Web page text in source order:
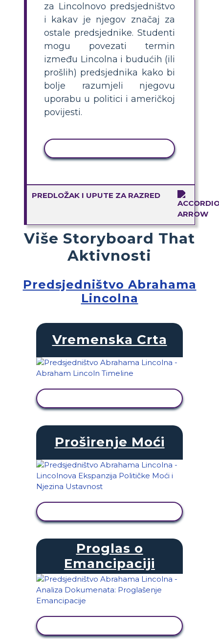
za Lincolnovo predsjedništvo
i kakav je njegov značaj za
ostale predsjednike. Studenti
mogu povezati termin
između Lincolna i budućih (ili
prošlih) predsjednika kako bi
bolje razumjeli njegovu
uporabu u politici i američkoj
povijesti.
PREDLOŽAK I UPUTE ZA RAZRED
Više Storyboard That
Aktivnosti
Predsjedništvo Abrahama
Lincolna
Vremenska Crta
Proširenje Moći
Proglas o
Emancipaciji